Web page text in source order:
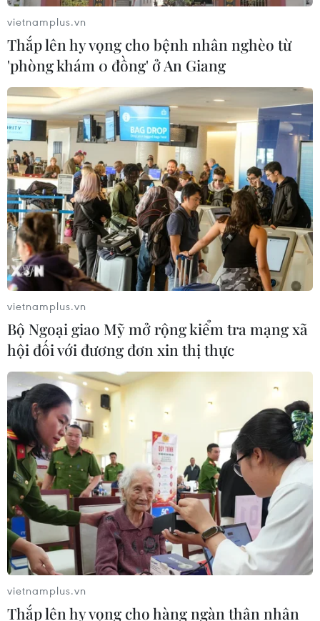
vietnamplus.vn
Thắp lên hy vọng cho bệnh nhân nghèo từ
'phòng khám 0 đồng' ở An Giang
vietnamplus.vn
Bộ Ngoại giao Mỹ mở rộng kiểm tra mạng xã
hội đối với đương đơn xin thị thực
vietnamplus.vn
Thắp lên hy vọng cho hàng ngàn thân nhân